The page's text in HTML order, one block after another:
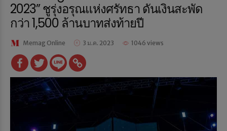
2023” ชูรุ่งอรุณแห่งศรัทธา ดันเงินสะพัด
กว่า 1,500 ล้านบาทส่งท้ายปี
Memag Online 3 ม.ค. 2023 1046 views